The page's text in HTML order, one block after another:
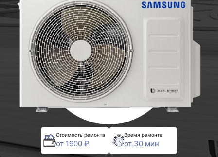
Стоимость ремонта
от 1900 ₽
Время ремонта
от 30 мин